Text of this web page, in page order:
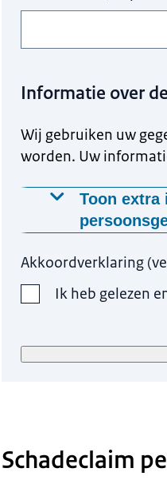
Informatie over
Wij gebruiken uw
worden. Uw
Toon extra
Wij verwerken uw
Op welke manier
Hoelang bewaren
Akkoordverklaring (
Ik heb gelezen
Schadeclaim